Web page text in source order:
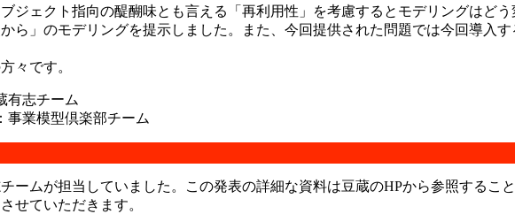
ジェクト指向の醍醐味とも言える「再利用性」を考慮するとモデリングはど
ら」のモデリングを提示しました。また、今回提供された問題では今回導入
々です。
有志チーム
事業模型倶楽部チーム
ームが担当していました。この発表の詳細な資料は豆蔵のHPから参照する
せていただきます。